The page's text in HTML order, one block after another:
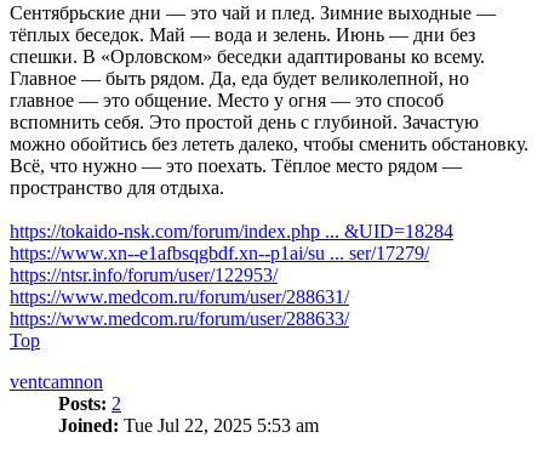
Сентябрьские дни — это чай и плед. Зимние выходные —
тёплых беседок. Май — вода и зелень. Июнь — дни без
спешки. В «Орловском» беседки адаптированы ко всему.
Главное — быть рядом. Да, еда будет великолепной, но
главное — это общение. Место у огня — это способ
вспомнить себя. Это простой день с глубиной. Зачастую
можно обойтись без лететь далеко, чтобы сменить обстановку.
Всё, что нужно — это поехать. Тёплое место рядом —
пространство для отдыха.
https://tokaido-nsk.com/forum/index.php ... &UID=18284
https://www.xn--e1afbsqgbdf.xn--p1ai/su ... ser/17279/
https://ntsr.info/forum/user/122953/
https://www.medcom.ru/forum/user/288631/
https://www.medcom.ru/forum/user/288633/
Top
ventcamnon
Posts: 2
Joined: Tue Jul 22, 2025 5:53 am